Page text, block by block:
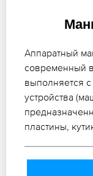
Аппаратный
современный
выполняется
устройства
пластины,